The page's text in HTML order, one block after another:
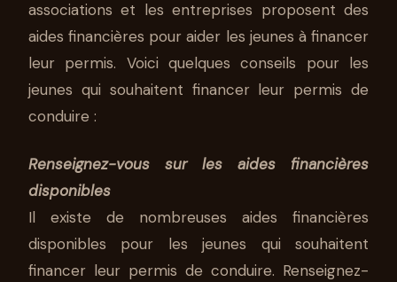
associations et les entreprises proposent des
aides financières pour aider les jeunes à financer
leur permis. Voici quelques conseils pour les
jeunes qui souhaitent financer leur permis de
conduire :
Renseignez-vous sur les aides financières
disponibles
Il existe de nombreuses aides financières
disponibles pour les jeunes qui souhaitent
financer leur permis de conduire. Renseignez-